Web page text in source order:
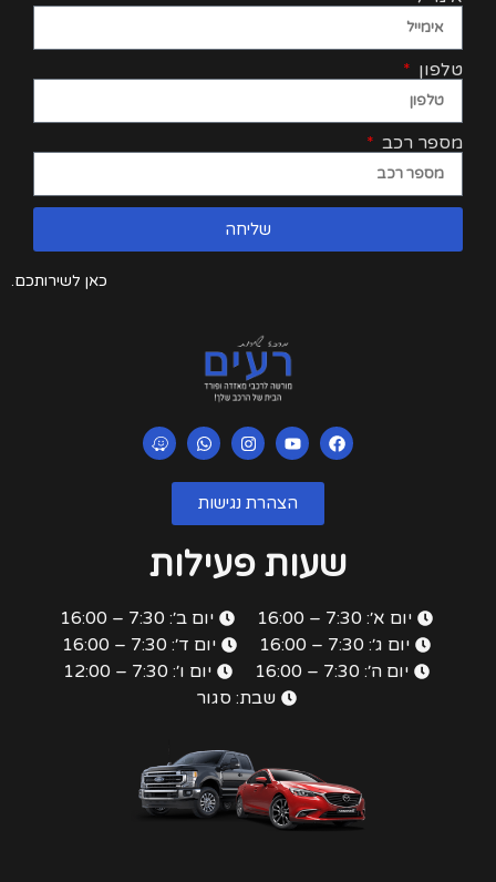
טלפון
מספר רכב
שליחה
כאן לשירותכם.
הצהרת נגישות
שעות פעילות
יום א׳: 7:30 – 16:00
יום ב׳: 7:30 – 16:00
יום ג׳: 7:30 – 16:00
יום ד׳: 7:30 – 16:00
יום ה׳: 7:30 – 16:00
יום ו׳: 7:30 – 12:00
שבת: סגור